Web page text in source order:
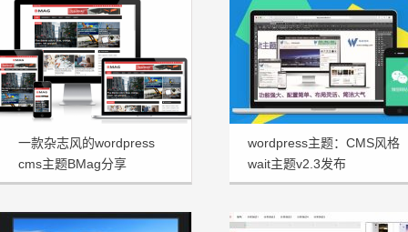
一款杂志风的wordpress
cms主题BMag分享
wordpress主题：CMS风格
wait主题v2.3发布